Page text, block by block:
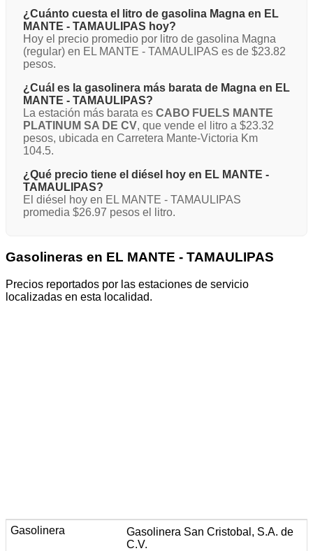
¿Cuánto cuesta el litro de gasolina Magna en EL
MANTE - TAMAULIPAS hoy?
Hoy el precio promedio por litro de gasolina Magna
(regular) en EL MANTE - TAMAULIPAS es de $23.82
pesos.
¿Cuál es la gasolinera más barata de Magna en EL
MANTE - TAMAULIPAS?
La estación más barata es CABO FUELS MANTE
PLATINUM SA DE CV, que vende el litro a $23.32
pesos, ubicada en Carretera Mante-Victoria Km
104.5.
¿Qué precio tiene el diésel hoy en EL MANTE -
TAMAULIPAS?
El diésel hoy en EL MANTE - TAMAULIPAS
promedia $26.97 pesos el litro.
Gasolineras en EL MANTE - TAMAULIPAS
Precios reportados por las estaciones de servicio
localizadas en esta localidad.
Gasolinera San Cristobal, S.A. de
C.V.